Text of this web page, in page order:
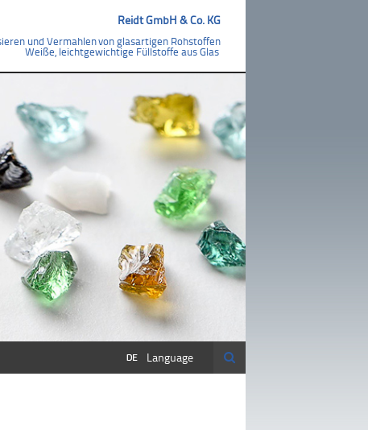
Reidt GmbH & Co. KG
und Vermahlenvon glasartigen Rohstoffen
Weiße, leichtgewichtige Füllstoffe aus Glas
Language Suche